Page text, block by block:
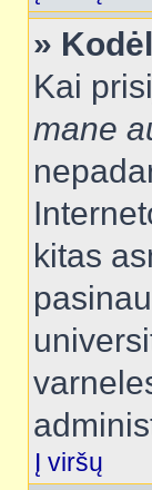
»
Kai
mane
kitas
Į viršų